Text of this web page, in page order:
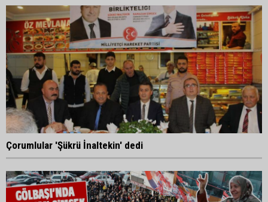
Çorumlular 'Şükrü İnaltekin' dedi